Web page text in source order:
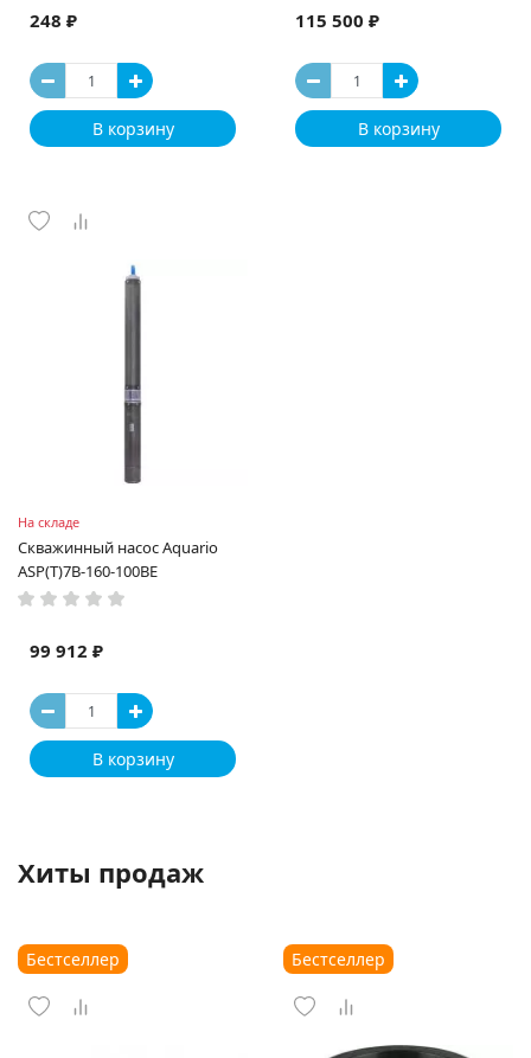
248 ₽
В корзину
115 500 ₽
В корзину
На складе
Скважинный насос Aquario
ASP(T)7B-160-100BE
99 912 ₽
В корзину
Хиты продаж
Бестселлер Бестселлер